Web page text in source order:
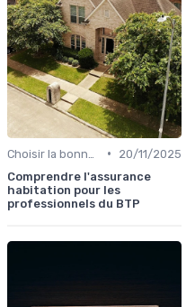
•
20/11/2025
Comprendre l'assurance
habitation pour les
professionnels du BTP